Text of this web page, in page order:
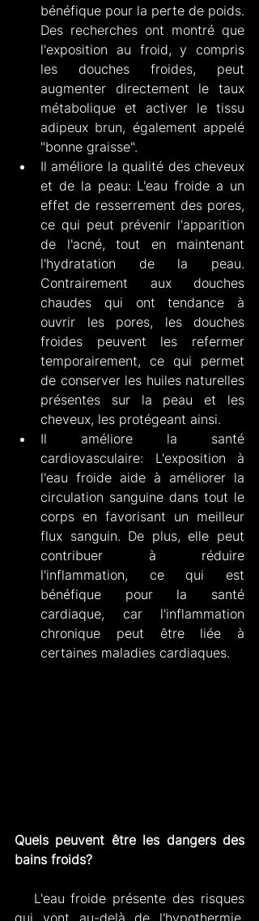
bénéfique pour la perte de poids.
Des recherches ont montré que
l'exposition au froid, y compris
les douches froides, peut
augmenter directement le taux
métabolique et activer le tissu
adipeux brun, également appelé
"bonne graisse".
Il améliore la qualité des cheveux
et de la peau: L'eau froide a un
effet de resserrement des pores,
ce qui peut prévenir l'apparition
de l'acné, tout en maintenant
l'hydratation de la peau.
Contrairement aux douches
chaudes qui ont tendance à
ouvrir les pores, les douches
froides peuvent les refermer
temporairement, ce qui permet
de conserver les huiles naturelles
présentes sur la peau et les
cheveux, les protégeant ainsi.
Il améliore la santé
cardiovasculaire: L'exposition à
l'eau froide aide à améliorer la
circulation sanguine dans tout le
corps en favorisant un meilleur
flux sanguin. De plus, elle peut
contribuer à réduire
l'inflammation, ce qui est
bénéfique pour la santé
cardiaque, car l'inflammation
chronique peut être liée à
certaines maladies cardiaques.
Quels peuvent être les dangers des
bains froids?